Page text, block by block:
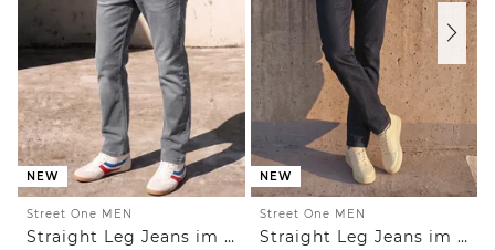
NEW
Street One MEN
Straight Leg Jeans im Regular Fit
NEW
Street One MEN
Straight Leg Jeans im Regular Fit